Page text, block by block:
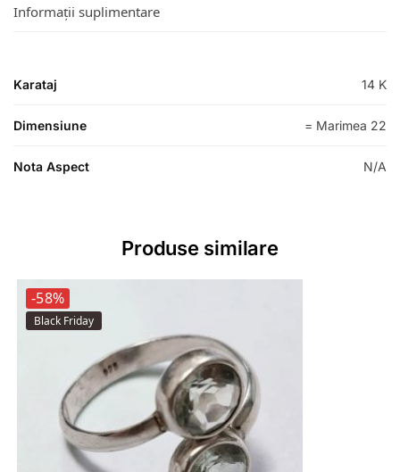
Informații suplimentare
Karataj 14 K
Dimensiune = Marimea 22
Nota Aspect N/A
Produse similare
-58%
Black Friday